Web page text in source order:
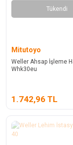
Tükendi
Mitutoyo
Weller Ahsap İşleme
Whk30eu
1.742,96 TL